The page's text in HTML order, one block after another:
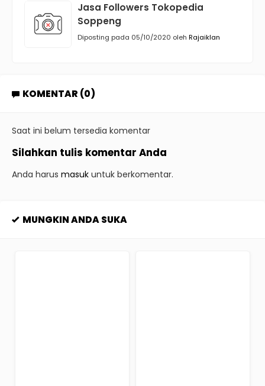
Jasa Followers Tokopedia
Soppeng
Diposting pada 05/10/2020 oleh Rajaiklan
KOMENTAR (0)
Saat ini belum tersedia komentar
Silahkan tulis komentar Anda
Anda harus masuk untuk berkomentar.
MUNGKIN ANDA SUKA